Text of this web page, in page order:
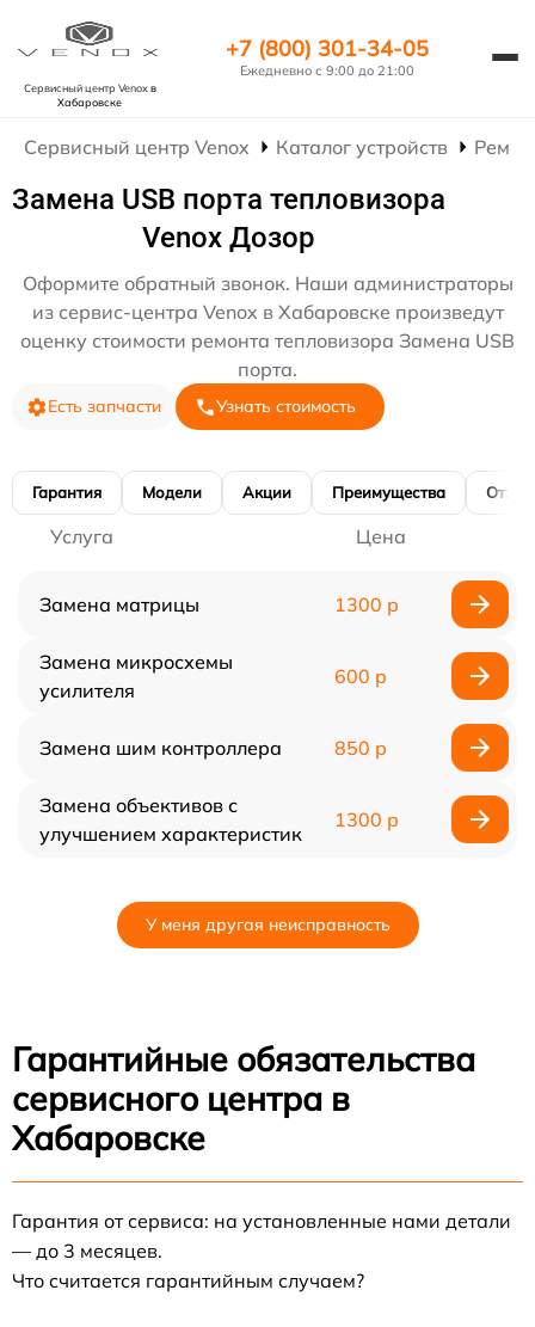
Сервисный центр Venoxв
Хабаровске
+7 (800) 301-34-05
Ежедневно с 9:00 до 21:00
Сервисный центр Venox Каталог устройств
Замена USB порта тепловизора
Venox Дозор
Оформите обратный звонок. Наши администраторы
из сервис-центра Venox в Хабаровске произведут
оценку стоимости ремонта тепловизора Замена USB
порта.
Есть запчасти Узнать стоимость
Гарантия Модели Акции Преимущества
Услуга Цена
Замена матрицы 1300 р
Замена микросхемы
усилителя
600 р
Замена шим контроллера 850 р
Замена объективов с
улучшением характеристик
1300 р
У меня другая неисправность
Гарантийные обязательства
сервисного центра в
Хабаровске
Гарантия от сервиса: на установленные нами детали
— до 3 месяцев.
Что считается гарантийным случаем?